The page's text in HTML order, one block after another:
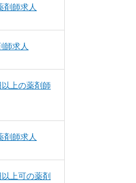
剤師求人
師求人
上の薬剤師
剤師求人
上可の薬剤